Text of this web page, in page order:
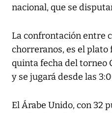
nacional, que se
La confrontación entre
chorreranos, es el
quinta fecha del torneo
y se jugará desde las
El Árabe Unido, con 32